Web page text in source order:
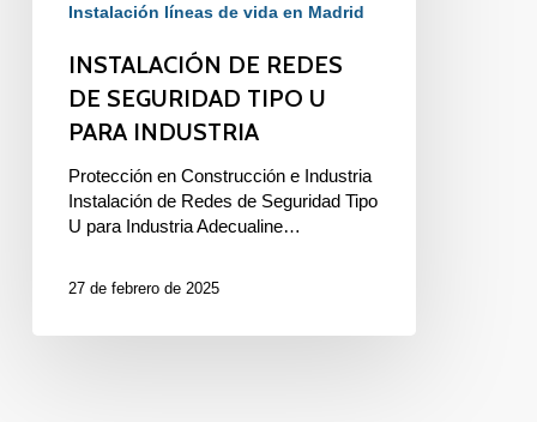
Instalación líneas de vida en Madrid
INSTALACIÓN DE REDES
DE SEGURIDAD TIPO U
PARA INDUSTRIA
Protección en Construcción e Industria
Instalación de Redes de Seguridad Tipo
U para Industria Adecualine…
27 de febrero de 2025